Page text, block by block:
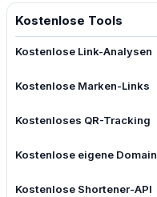
Kostenlose Tools
Kostenlose Link-Analysen
Kostenlose Marken-Links
Kostenloses QR-Tracking
Kostenlose eigene Domain
Kostenlose Shortener-API